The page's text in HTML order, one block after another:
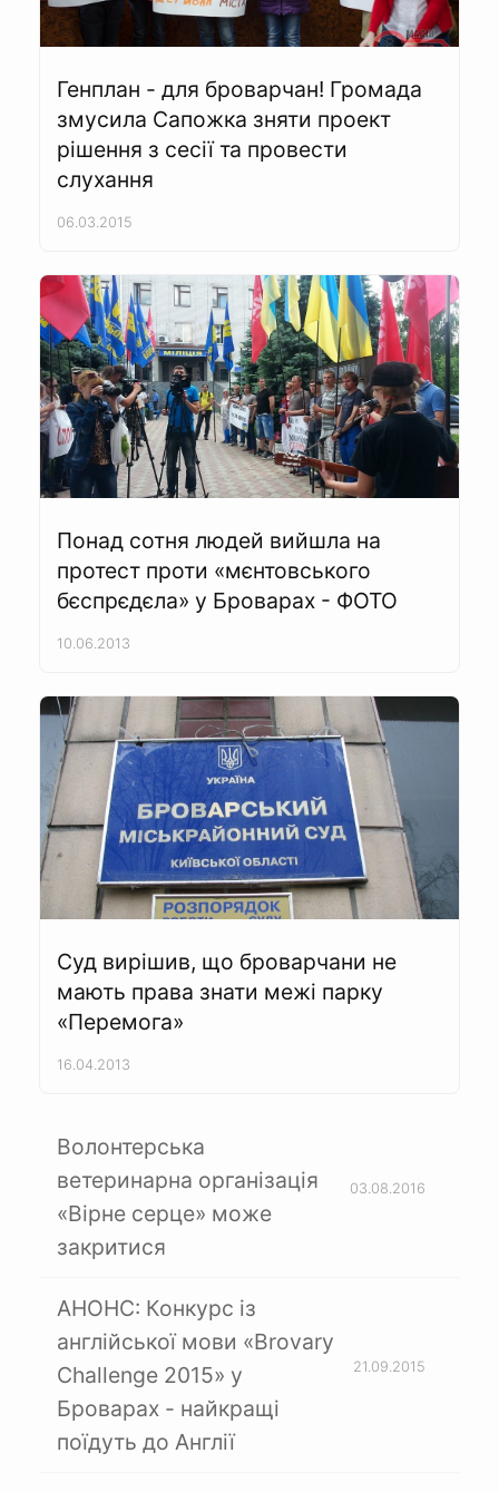
Генплан - для броварчан! Громада
змусила Сапожка зняти проект
рішення з сесії та провести
слухання
06.03.2015
Понад сотня людей вийшла на
протест проти «мєнтовського
бєспрєдєла» у Броварах - ФОТО
10.06.2013
Суд вирішив, що броварчани не
мають права знати межі парку
«Перемога»
16.04.2013
Волонтерська
ветеринарна організація
«Вірне серце» може
закритися
03.08.2016
АНОНС: Конкурс із
англійської мови «Brovary
Challenge 2015» у
Броварах - найкращі
поїдуть до Англії
21.09.2015